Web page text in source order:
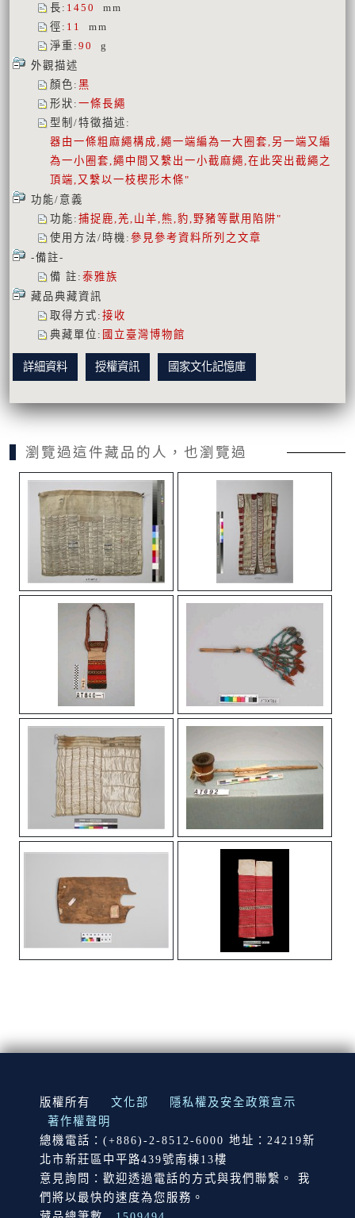
長 : 1450
mm
徑 : 11
mm
淨重 : 90
g
外觀描述
顏色 : 黑
形狀 : 一條長繩
型制/特徵描述 :
器由一條粗麻繩構成,繩一端編為一大圈套,另一端又編
為一小圈套,繩中間又繫出一小截麻繩,在此突出截繩之
頂端,又繫以一枝楔形木條"
功能/意義
功能 : 捕捉鹿,羌,山羊,熊,豹,野豬等獸用陷阱"
使用方法/時機 : 參見參考資料所列之文章
-備註-
備 註 : 泰雅族
藏品典藏資訊
取得方式 : 接收
典藏單位 : 國立臺灣博物館
詳細資料 授權資訊 國家文化記憶庫
瀏覽過這件藏品的人，也瀏覽過
:::
版權所有 文化部
隱私權及安全政策宣示
著作權聲明
總機電話：(+886)-2-8512-6000 地址：24219新
北市新莊區中平路439號南棟13樓
意見詢問：歡迎透過電話的方式與我們聯繫。 我
們將以最快的速度為您服務。